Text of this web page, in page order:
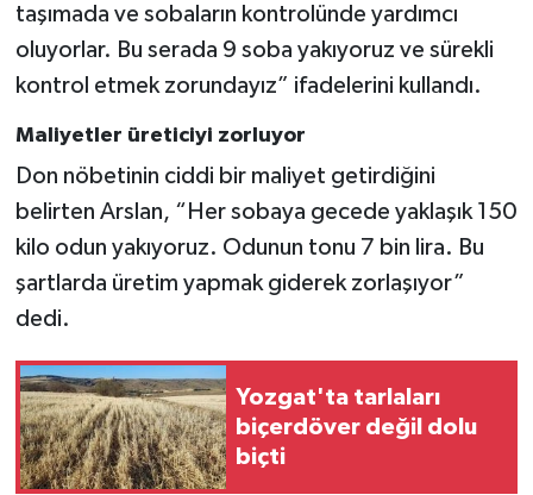
taşımada ve sobaların kontrolünde yardımcı
oluyorlar. Bu serada 9 soba yakıyoruz ve sürekli
kontrol etmek zorundayız” ifadelerini kullandı.
Maliyetler üreticiyi zorluyor
Don nöbetinin ciddi bir maliyet getirdiğini
belirten Arslan, “Her sobaya gecede yaklaşık 150
kilo odun yakıyoruz. Odunun tonu 7 bin lira. Bu
şartlarda üretim yapmak giderek zorlaşıyor”
dedi.
Yozgat'ta tarlaları
biçerdöver değil dolu
biçti